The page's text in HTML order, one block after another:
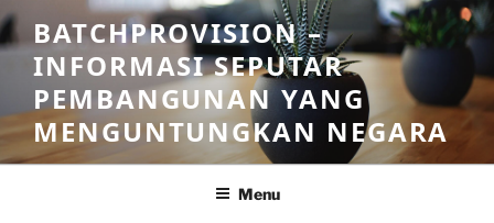
Skip
to
content
BATCHPROVISION –
INFORMASI SEPUTAR
PEMBANGUNAN YANG
MENGUNTUNGKAN NEGARA
Menu